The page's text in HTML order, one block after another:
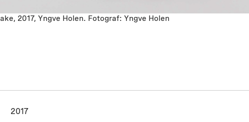
2017, Yngve Holen. Fotograf: Yngve Holen
2017